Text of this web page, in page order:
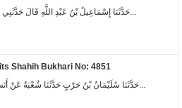
حَدَّثَنَا إِسْمَاعِيلُ بْنُ عَبْدِ اللَّهِ قَالَ حَدَّثَنِي مَالِكٌ...
Shahih Bukhari No: 4851
حَدَّثَنَا سُلَيْمَانُ بْنُ حَرْبٍ حَدَّثَنَا شُعْبَةُ عَنْ أَنَسِ بْ...